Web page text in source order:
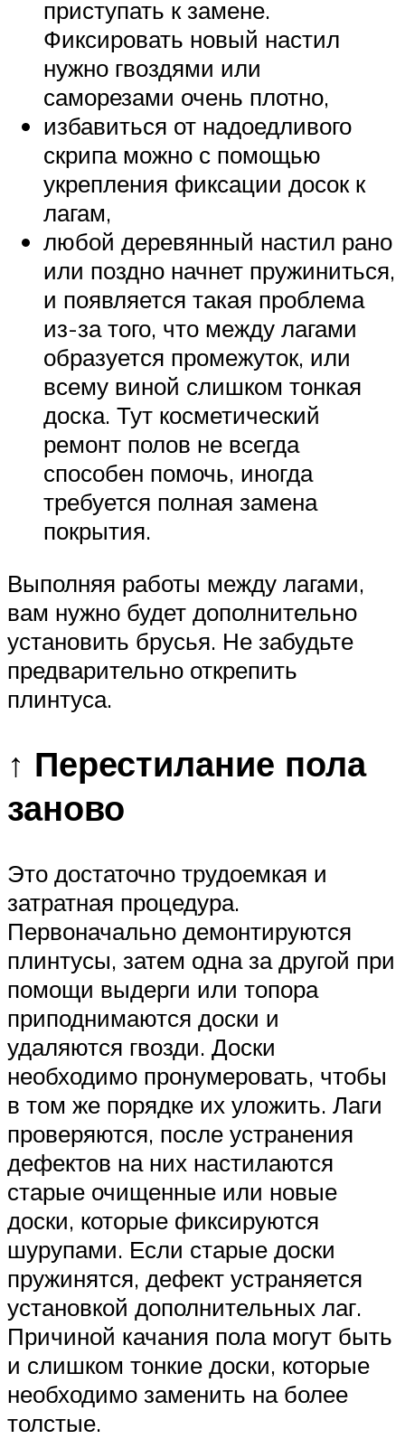
приступать к замене.
Фиксировать новый настил
нужно гвоздями или
саморезами очень плотно,
избавиться от надоедливого
скрипа можно с помощью
укрепления фиксации досок к
лагам,
любой деревянный настил рано
или поздно начнет пружиниться,
и появляется такая проблема
из-за того, что между лагами
образуется промежуток, или
всему виной слишком тонкая
доска. Тут косметический
ремонт полов не всегда
способен помочь, иногда
требуется полная замена
покрытия.
Выполняя работы между лагами,
вам нужно будет дополнительно
установить брусья. Не забудьте
предварительно открепить
плинтуса.
↑ Перестилание пола
заново
Это достаточно трудоемкая и
затратная процедура.
Первоначально демонтируются
плинтусы, затем одна за другой при
помощи выдерги или топора
приподнимаются доски и
удаляются гвозди. Доски
необходимо пронумеровать, чтобы
в том же порядке их уложить. Лаги
проверяются, после устранения
дефектов на них настилаются
старые очищенные или новые
доски, которые фиксируются
шурупами. Если старые доски
пружинятся, дефект устраняется
установкой дополнительных лаг.
Причиной качания пола могут быть
и слишком тонкие доски, которые
необходимо заменить на более
толстые.